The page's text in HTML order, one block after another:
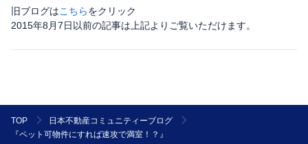
旧ブログはこちらをクリック
2015年8月7日以前の記事は上記よりご覧いただけます。
TOP
日本不動産コミュニティーブログ
『ペット可物件にすれば速攻で満室！？』